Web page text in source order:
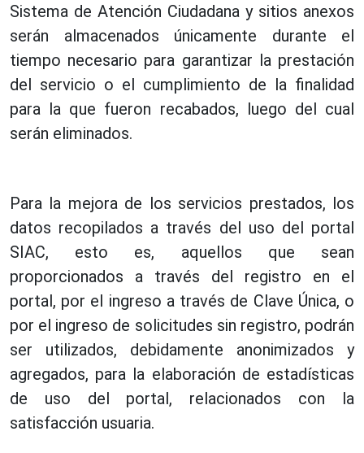
Sistema de Atención Ciudadana y sitios anexos
serán almacenados únicamente durante el
tiempo necesario para garantizar la prestación
del servicio o el cumplimiento de la finalidad
para la que fueron recabados, luego del cual
serán eliminados.
Para la mejora de los servicios prestados, los
datos recopilados a través del uso del portal
SIAC, esto es, aquellos que sean
proporcionados a través del registro en el
portal, por el ingreso a través de Clave Única, o
por el ingreso de solicitudes sin registro, podrán
ser utilizados, debidamente anonimizados y
agregados, para la elaboración de estadísticas
de uso del portal, relacionados con la
satisfacción usuaria.